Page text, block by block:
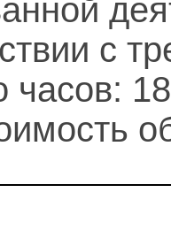
с
часов: